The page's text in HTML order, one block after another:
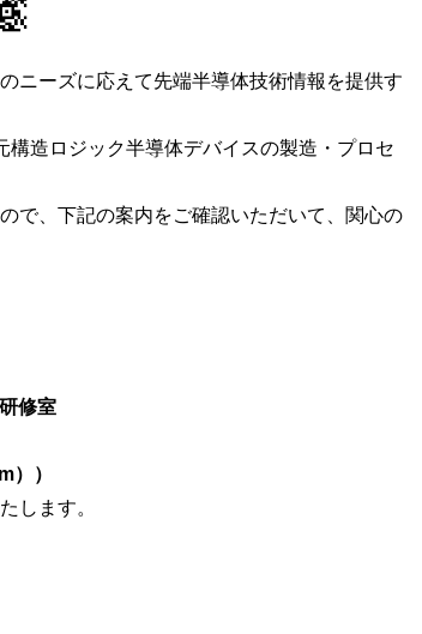
ニーズに応えて先端半導体技術情報を提供す
造ロジック半導体デバイスの製造・プロセ
で、下記の案内をご確認いただいて、関心の
修室
））
します。